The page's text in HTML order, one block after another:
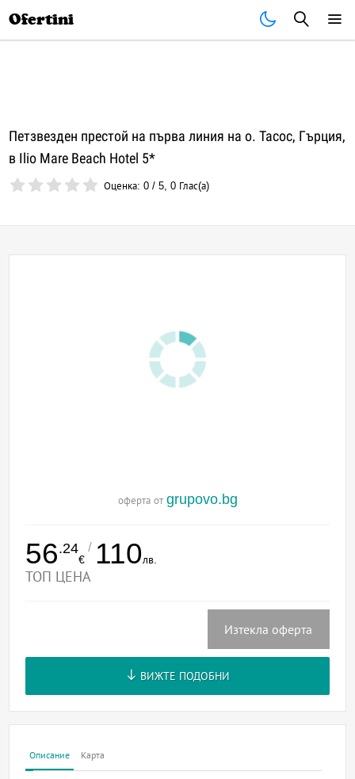
Ofertini
Петзвезден престой на първа линия на о. Тасос, Гърция,
в Ilio Mare Beach Hotel 5*
Оценка:0 /5,0 Глас(а)
оферта от grupovo.bg
56.24
€
/ 110лв.
ТОП ЦЕНА
Изтекла оферта
ВИЖТЕ ПОДОБНИ
Описание Карта